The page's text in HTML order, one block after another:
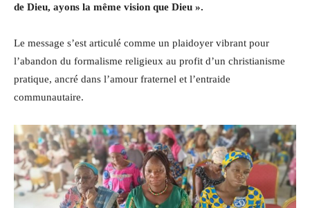
de Dieu, ayons la même vision que Dieu ».
Le message s’est articulé comme un plaidoyer vibrant pour
l’abandon du formalisme religieux au profit d’un christianisme
pratique, ancré dans l’amour fraternel et l’entraide
communautaire.